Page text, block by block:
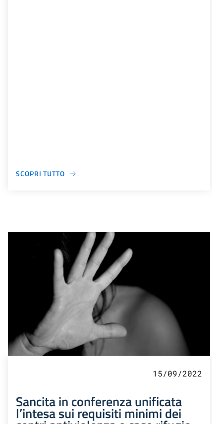
SCOPRI TUTTO
15/09/2022
Sancita in conferenza unificata
l’intesa sui requisiti minimi dei